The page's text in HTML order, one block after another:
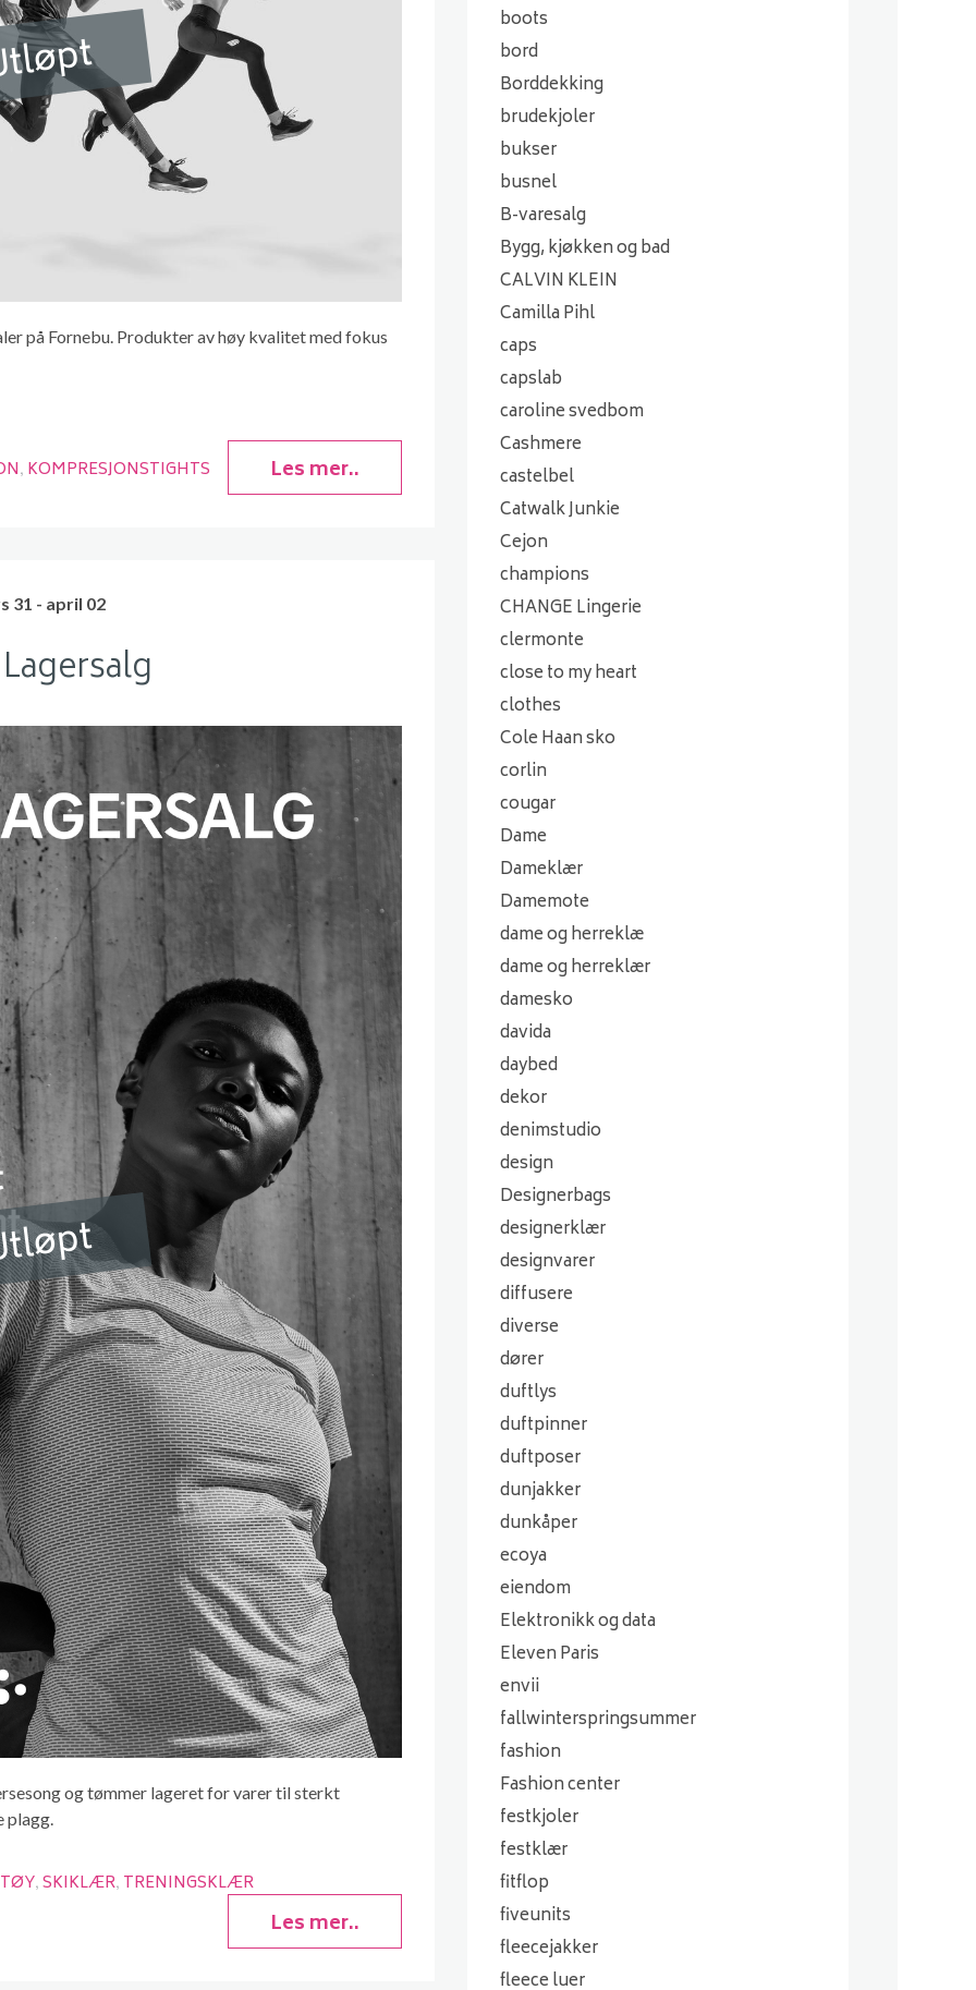
på Fornebu. Produkter av høy kvalitet med fokus
KOMPRESJONSTIGHTS Les mer..
31 - april 02
og tømmer lageret for varer til sterkt
plagg.
SKIKLÆR TRENINGSKLÆR
Les mer..
boots
bord
Borddekking
brudekjoler
bukser
busnel
B-varesalg
Bygg, kjøkken og bad
CALVIN KLEIN
Camilla Pihl
caps
capslab
caroline svedbom
Cashmere
castelbel
Catwalk Junkie
Cejon
champions
CHANGE Lingerie
clermonte
close to my heart
clothes
Cole Haan sko
corlin
cougar
Dame
Dameklær
Damemote
dame og herreklæ
dame og herreklær
damesko
davida
daybed
dekor
denimstudio
design
Designerbags
designerklær
designvarer
diffusere
diverse
dører
duftlys
duftpinner
duftposer
dunjakker
dunkåper
ecoya
eiendom
Elektronikk og data
Eleven Paris
envii
fallwinterspringsummer
fashion
Fashion center
festkjoler
festklær
fitflop
fiveunits
fleecejakker
fleece luer